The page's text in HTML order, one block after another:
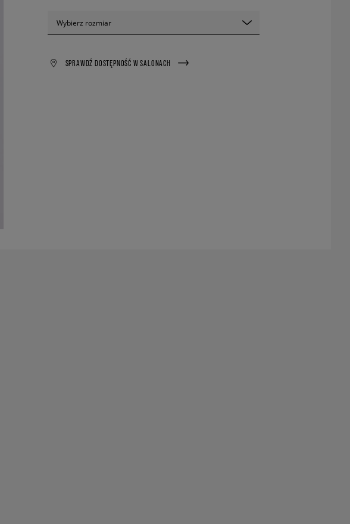
Wybierz rozmiar
SPRAWDŹ DOSTĘPNOŚĆ W SALONACH